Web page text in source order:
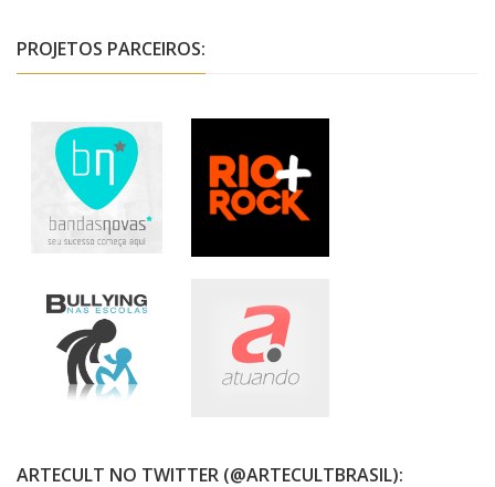
PROJETOS PARCEIROS:
ARTECULT NO TWITTER (@ARTECULTBRASIL):